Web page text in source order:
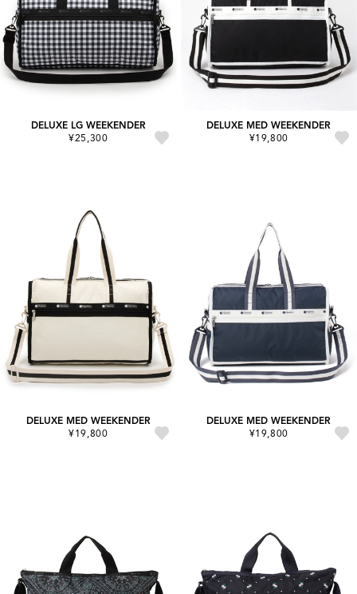
DELUXE LG WEEKENDER
¥25,300
DELUXE MED WEEKENDER
¥19,800
DELUXE MED WEEKENDER
¥19,800
DELUXE MED WEEKENDER
¥19,800